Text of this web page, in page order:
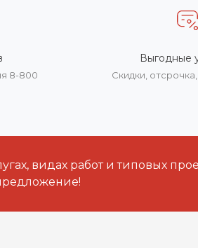
8-800
Выгодные
Скидки,
видах работ и типовых